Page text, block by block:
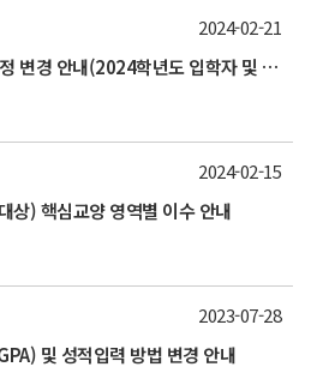
대학영어(기초영어) 이수규정 변경 안내(2024학년도 입학자 및 2024학년도 1학기부터 적용)
2024-02-21
상) 핵심교양 영역별 이수 안내
2024-02-15
및 성적입력 방법 변경 안내
2023-07-28